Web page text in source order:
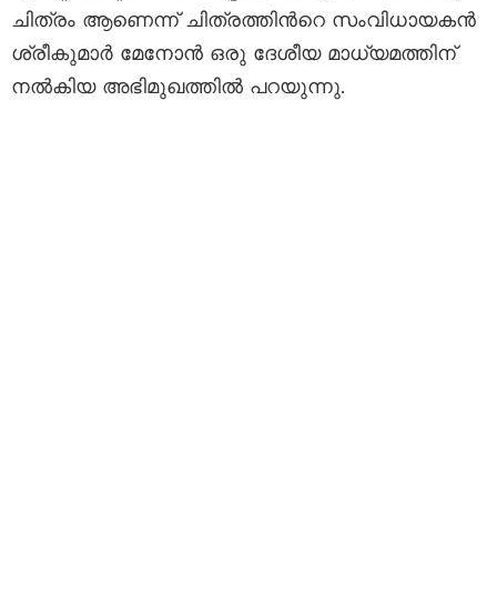
ചിത്രം ആണെന്ന് ചിത്രത്തിന്‍റെ സംവിധായകൻ
ശ്രീകുമാർ മേനോൻ ഒരു ദേശീയ മാധ്യമത്തിന്
നൽകിയ അഭിമുഖത്തിൽ പറയുന്നു.